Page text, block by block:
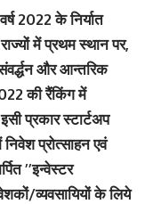
2022 के निर्यात
में प्रथम स्थान पर,
और आन्तरिक
की रैंकिंग में
प्रकार स्टार्टअप
निवेश प्रोत्साहन एवं
’’इन्वेस्टर
व्यवसायियों के लिये